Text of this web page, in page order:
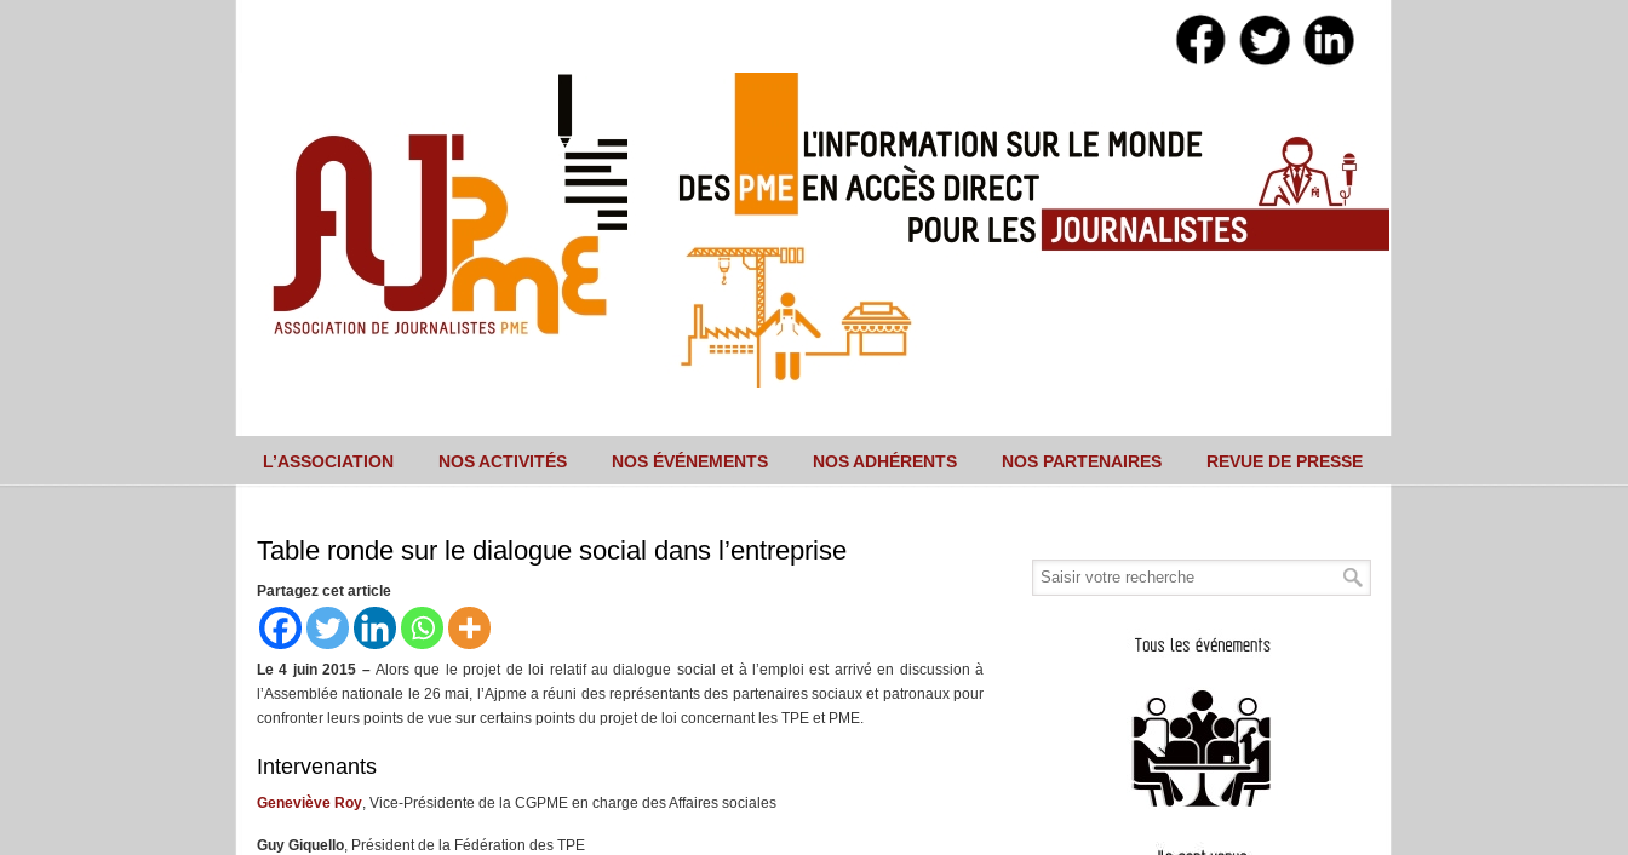
L’ASSOCIATION NOS ACTIVITÉS NOS ÉVÉNEMENTS NOS ADHÉRENTS NOS PARTENAIRES REVUE DE PRESSE
Table ronde sur le dialogue social dans l’entreprise
Partagez cet article
Le 4 juin 2015 –Alors que le projet de loi relatif au dialogue social et à l’emploi est arrivé en discussion à
l’Assemblée nationale le 26 mai, l’Ajpme a réuni des représentants des partenaires sociaux et patronaux pour
confronter leurs points de vue sur certains points du projet de loi concernant les TPE et PME.
Intervenants
Geneviève Roy, Vice-Présidente de la CGPME en charge des Affaires sociales
Guy Giquello, Président de la Fédération des TPE